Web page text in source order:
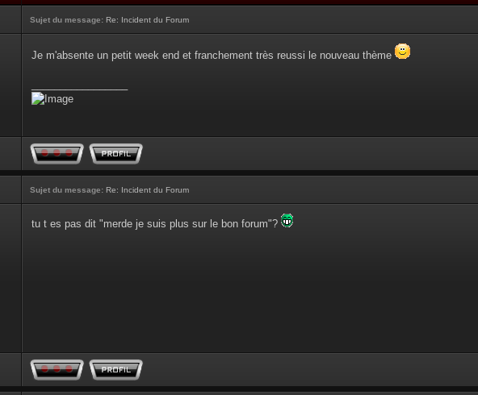
Sujet du message: Re: Incident du Forum
Je m'absente un petit week end et franchement très reussi le nouveau thème
Sujet du message: Re: Incident du Forum
tu t es pas dit "merde je suis plus sur le bon forum"?